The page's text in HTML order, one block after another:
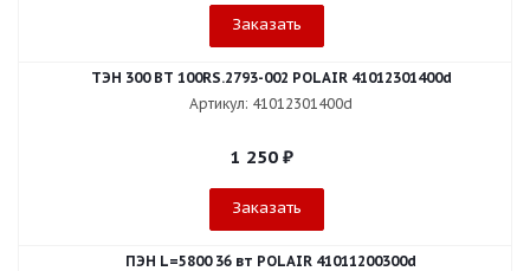
Заказать
ТЭН 300 ВТ 100RS.2793-002 POLAIR 41012301400d
Артикул: 41012301400d
1 250 ₽
Заказать
ПЭН L=5800 36 вт POLAIR 41011200300d